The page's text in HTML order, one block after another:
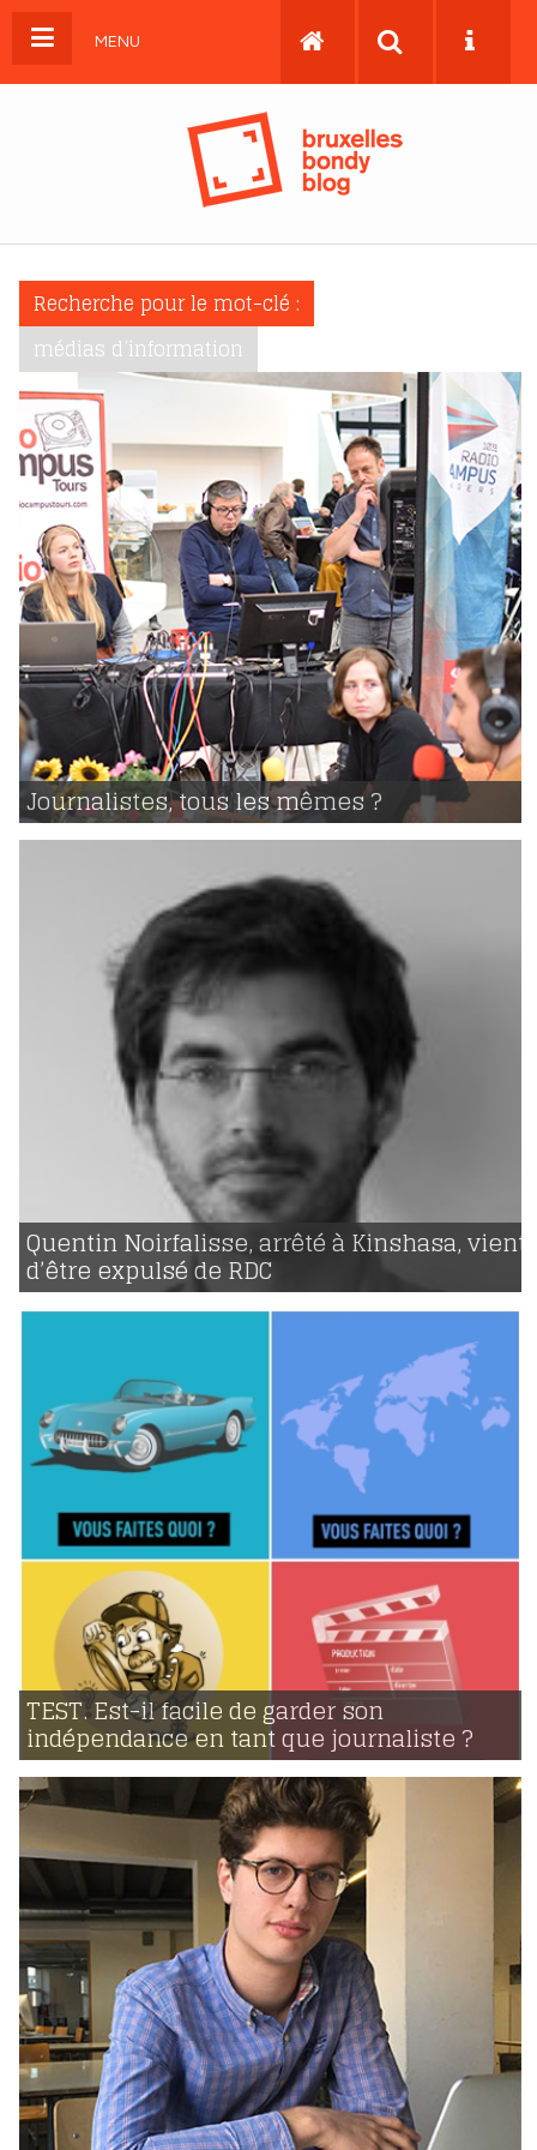
MENU
Recherche pour le mot-clé :
médias d’information
Journalistes, tous les mêmes ?
voir
22 | 03 | 2019
3177
Quentin Noirfalisse, arrêté à Kinshasa, vient
d’être expulsé de RDC
voir
21 | 09 | 2017
1872
TEST. Est-il facile de garder son
indépendance en tant que journaliste ?
20 | 05 | 2017
3872